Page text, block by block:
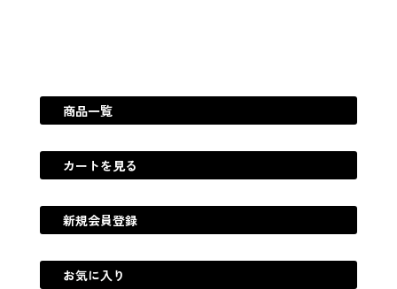
商品一覧
カートを見る
新規会員登録
お気に入り